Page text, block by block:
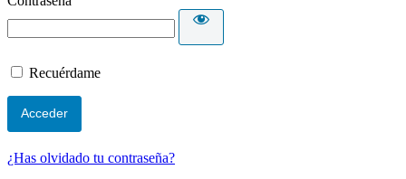
Recuérdame
¿Has olvidado tu contraseña?